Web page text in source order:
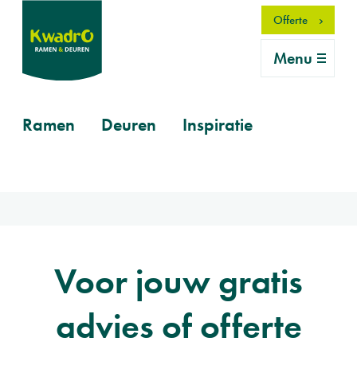
gaan
Offerte
Menu
Primary
Ramen Deuren Inspiratie
Voor jouw gratis
advies of offerte